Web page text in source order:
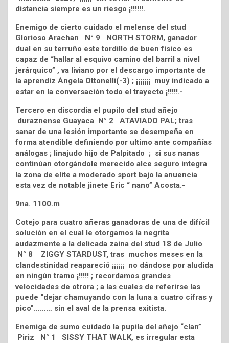
distancia siempre es un riesgo ¡!!!!!!.
Enemigo de cierto cuidado el melense del stud
Glorioso Arachan N° 9 NORTH STORM, ganador
dual en su terruño este tordillo de buen físico es
capaz de “hallar al esquivo camino del barril a nivel
jerárquico” , va liviano por el descargo importante de
la aprendiz Ángela Ottonelli(-3) ; ¡¡¡¡¡¡¡ muy indicado a
estar en la conversación todo el trayecto ¡!!!!!.-
Tercero en discordia el pupilo del stud añejo
duraznense Guayaca N° 2 ATAVIADO PAL; tras
sanar de una lesión importante se desempeña en
forma atendible definiendo por ultimo ante compañías
análogas ; linajudo hijo de Palpitado ; si sus nanas
continúan otorgándole merecido alce seguro integra
la zona de elite a moderado sport bajo la anuencia
esta vez de notable jinete Eric “ nano” Acosta.-
9na. 1100.m
Cotejo para cuatro añeras ganadoras de una de difícil
solución en el cual le otorgamos la negrita
audazmente a la delicada zaina del stud 18 de Julio
N° 8 ZIGGY STARDUST, tras muchos meses en la
clandestinidad reapareció ¡¡¡¡¡¡ no dándose por aludida
en ningún tramo ¡!!!!! ; recordamos grandes
velocidades de otrora ; a las cuales de referirse las
puede “dejar chamuyando con la luna a cuatro cifras y
pico”……… sin el aval de la prensa exitista.
Enemiga de sumo cuidado la pupila del añejo “clan”
Piriz N° 1 SISSY THAT WALK, es irregular esta